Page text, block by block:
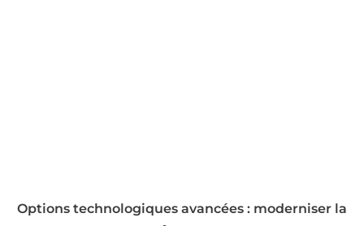
Options technologiques avancées : moderniser la